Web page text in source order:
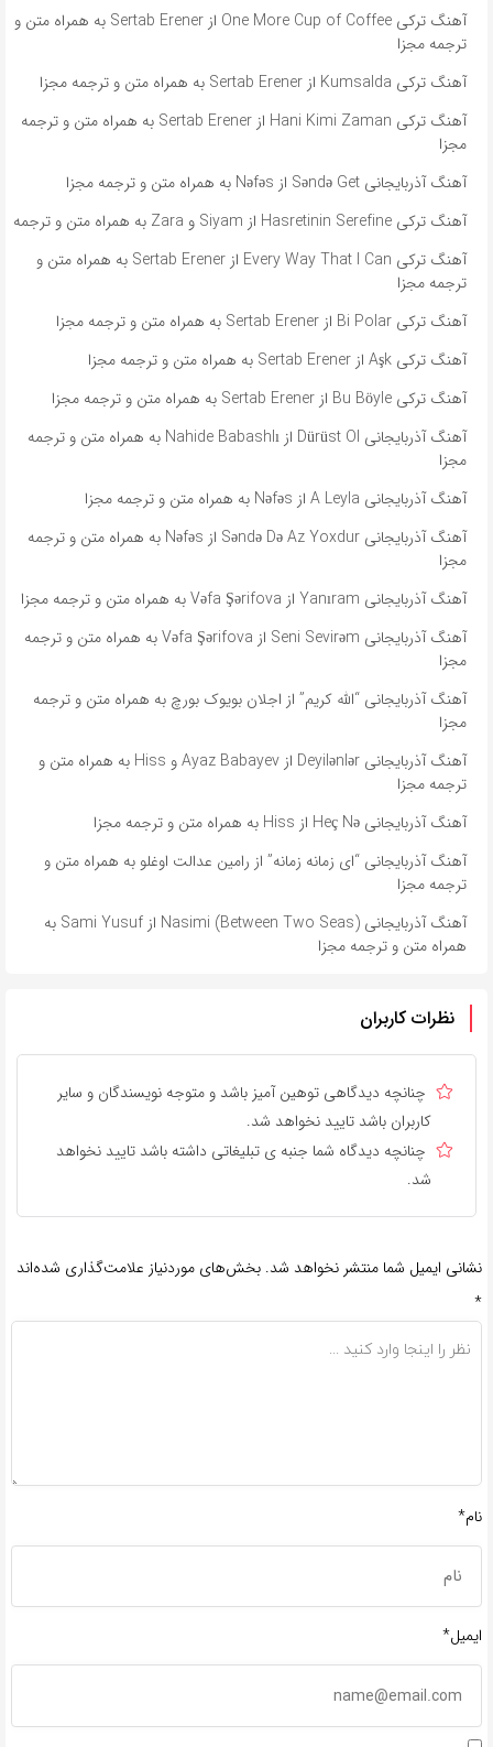
آهنگ ترکی One More Cup of Coffee از Sertab Erener به همراه متن و
ترجمه مجزا
آهنگ ترکی Kumsalda از Sertab Erener به همراه متن و ترجمه مجزا
آهنگ ترکی Hani Kimi Zaman از Sertab Erener به همراه متن و ترجمه
مجزا
آهنگ آذربایجانی Səndə Get از Nəfəs به همراه متن و ترجمه مجزا
آهنگ ترکی Hasretinin Serefine از Siyam و Zara به همراه متن و ترجمه
آهنگ ترکی Every Way That I Can از Sertab Erener به همراه متن و
ترجمه مجزا
آهنگ ترکی Bi Polar از Sertab Erener به همراه متن و ترجمه مجزا
آهنگ ترکی Aşk از Sertab Erener به همراه متن و ترجمه مجزا
آهنگ ترکی Bu Böyle از Sertab Erener به همراه متن و ترجمه مجزا
آهنگ آذربایجانی Dürüst Ol از Nahide Babashlı به همراه متن و ترجمه
مجزا
آهنگ آذربایجانی A Leyla از Nəfəs به همراه متن و ترجمه مجزا
آهنگ آذربایجانی Səndə Də Az Yoxdur از Nəfəs به همراه متن و ترجمه
مجزا
آهنگ آذربایجانی Yanıram از Vəfa Şərifova به همراه متن و ترجمه مجزا
آهنگ آذربایجانی Seni Sevirəm از Vəfa Şərifova به همراه متن و ترجمه
مجزا
آهنگ آذربایجانی “الله کریم” از اجلان بویوک بورچ به همراه متن و ترجمه
مجزا
آهنگ آذربایجانی Deyilənlər از Ayaz Babayev و Hiss به همراه متن و
ترجمه مجزا
آهنگ آذربایجانی Heç Nə از Hiss به همراه متن و ترجمه مجزا
آهنگ آذربایجانی “ای زمانه زمانه” از رامین عدالت اوغلو به همراه متن و
ترجمه مجزا
آهنگ آذربایجانی Nasimi (Between Two Seas) از Sami Yusuf به
همراه متن و ترجمه مجزا
نظرات کاربران
چنانچه دیدگاهی توهین آمیز باشد و متوجه نویسندگان و سایر
کاربران باشد تایید نخواهد شد.
چنانچه دیدگاه شما جنبه ی تبلیغاتی داشته باشد تایید نخواهد
شد.
نشانی ایمیل شما منتشر نخواهد شد. بخش‌های موردنیاز علامت‌گذاری شده‌اند
*
نام*
ایمیل*